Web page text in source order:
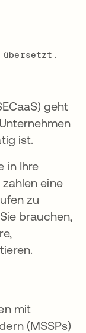
übersetzt.
geht
ist.
in Ihre
eine
zu
brauchen,
mit
(MSSPs)